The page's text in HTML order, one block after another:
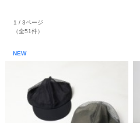
1 / 3ページ
（全51件）
NEW